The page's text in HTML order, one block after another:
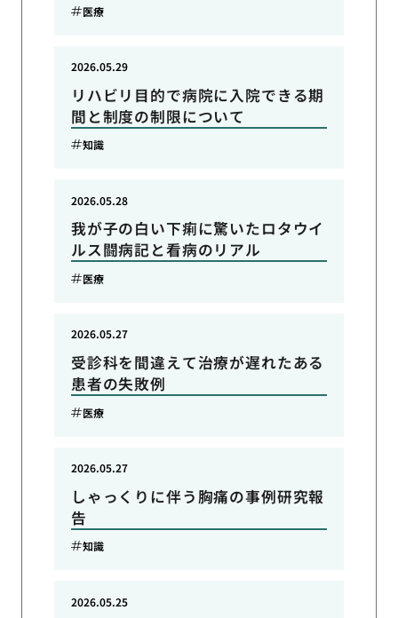
医療
リハビリ目的で病院に入院できる期
間と制度の制限について
2026.05.29
知識
我が子の白い下痢に驚いたロタウイ
ルス闘病記と看病のリアル
2026.05.28
医療
受診科を間違えて治療が遅れたある
患者の失敗例
2026.05.27
医療
しゃっくりに伴う胸痛の事例研究報
告
2026.05.27
知識
2026.05.25